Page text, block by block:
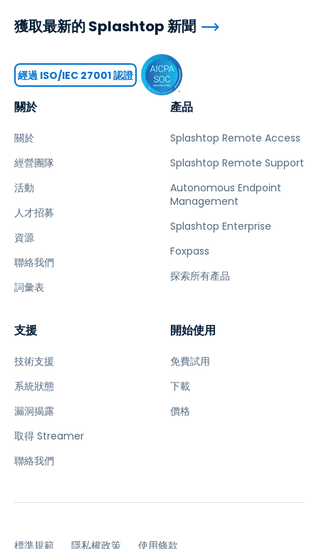
關於
關於
經營團隊
活動
人才招募
資源
聯絡我們
詞彙表
產品
Splashtop Remote Access
Splashtop Remote Support
Autonomous Endpoint
Management
Splashtop Enterprise
Foxpass
探索所有產品
支援
技術支援
系統狀態
漏洞揭露
取得 Streamer
聯絡我們
開始使用
免費試用
下載
價格
獲取最新的 Splashtop 新聞
經過 ISO/IEC 27001 認證
標準規範 隱私權政策 使用條款